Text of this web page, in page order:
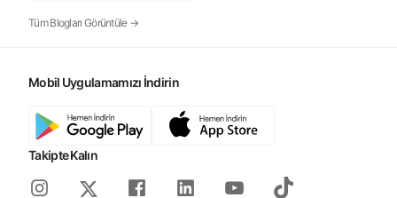
Tüm Blogları Görüntüle →
Mobil Uygulamamızı İndirin
Takipte Kalın
Instagram
X FacebookLinkedinYoutubeTiktok